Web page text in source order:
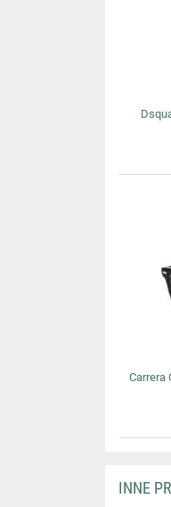
Carrera
INNE